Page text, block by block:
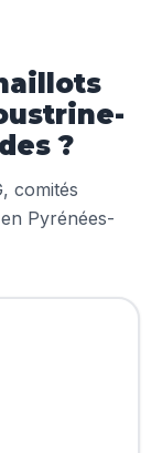
?
comités
Pyrénées-